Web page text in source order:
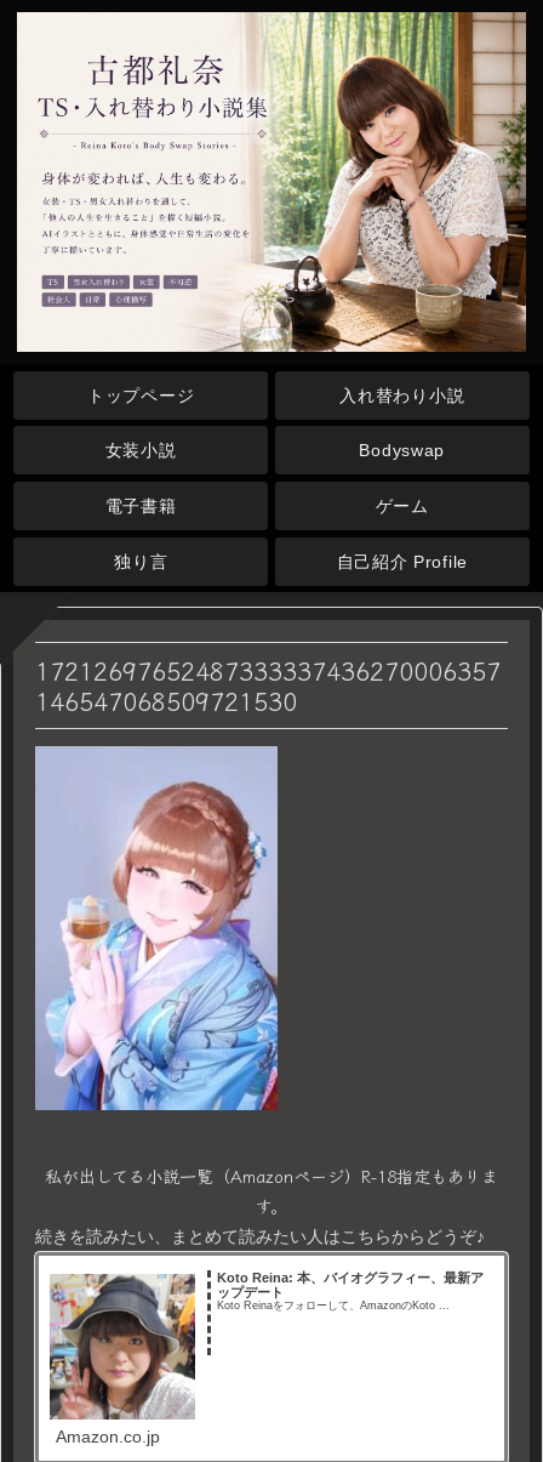
トップページ 入れ替わり小説
女装小説 Bodyswap
電子書籍 ゲーム
独り言 自己紹介 Profile
17212697652487333337436270006357
146547068509721530
私が出してる小説一覧（Amazonページ）R-18指定もありま
す。
続きを読みたい、まとめて読みたい人はこちらからどうぞ♪
Koto Reina: 本、バイオグラフィー、最新ア
ップデート
Koto Reinaをフォローして、AmazonのKoto ...
Amazon.co.jp